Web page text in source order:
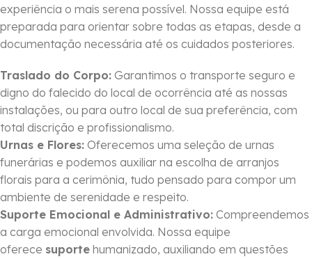
experiência o mais serena possível. Nossa equipe está
preparada para orientar sobre todas as etapas, desde a
documentação necessária até os cuidados posteriores.
Traslado do Corpo: Garantimos o transporte seguro e
digno do falecido do local de ocorrência até as nossas
instalações, ou para outro local de sua preferência, com
total discrição e profissionalismo.
Urnas e Flores: Oferecemos uma seleção de urnas
funerárias e podemos auxiliar na escolha de arranjos
florais para a cerimônia, tudo pensado para compor um
ambiente de serenidade e respeito.
Suporte Emocional e Administrativo: Compreendemos
a carga emocional envolvida. Nossa equipe
oferece suporte humanizado, auxiliando em questões